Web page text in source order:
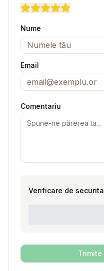
Nume
Email
Comentariu
Verificare de
Trimite